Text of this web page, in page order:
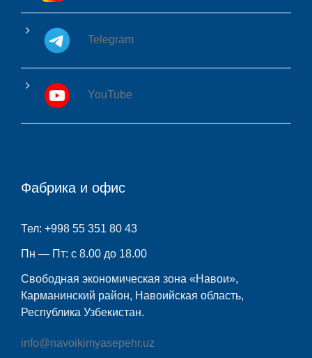
Telegram
YouTube
Фабрика и офис
Тел: +998 55 351 80 43
Пн — Пт: с 8.00 до 18.00
Свободная экономическая зона «Навои»,
Карманинский район, Навоийская область,
Республика Узбекистан.
info@navoikimyasepehr.uz